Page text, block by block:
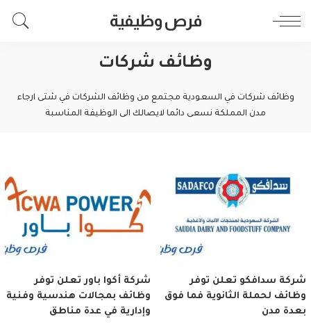
فرص وظيفية
وظائف شركات
وظائف شركات في السعودية مجتمع من وظائف الشركات في شتى ارجاء
مدن المملكة نسعى دائما لايصالك الى الوظيفة المناسبة
شركة سدافكو تعلن توفر
وظائف لحملة الثانوية فما فوق
بعدة مدن
شركة أكوا باور تعلن توفر
وظائف بمجالات هندسية وفنية
وإدارية في عدة مناطق